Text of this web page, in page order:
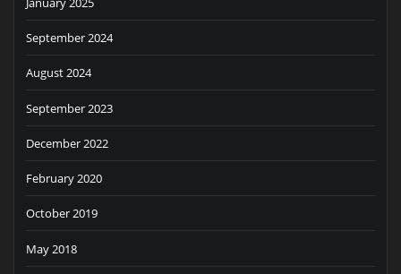
September 2024
August 2024
September 2023
December 2022
February 2020
October 2019
May 2018